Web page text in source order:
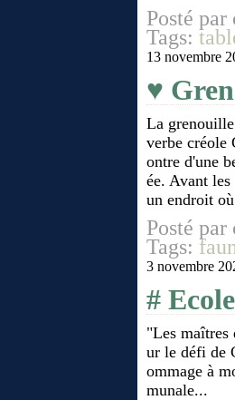
Posté
Tags:
13 novembre
♥
La
verbe créole
ontre d'une
ée. Avant
un endroit
Posté
Tags:
3 novembre
# Ecole
"Les maîtres
ur le défi de
ommage à
munale...